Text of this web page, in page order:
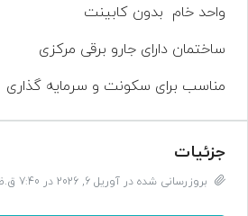
واحد خام بدون کابینت
ساختمان دارای جارو برقی مرکزی
مناسب برای سکونت و سرمایه گذاری
جزئیات
بروزرسانی شده در آوریل 6, 2026 در 7:40 ق.ظ